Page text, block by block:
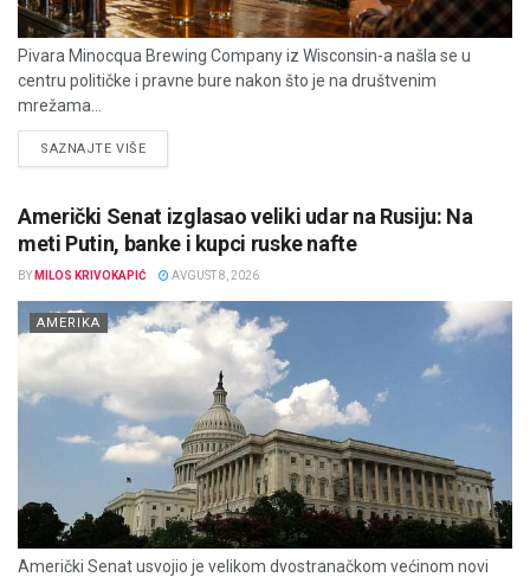
Pivara Minocqua Brewing Company iz Wisconsin-a našla se u
centru političke i pravne bure nakon što je na društvenim
mrežama...
SAZNAJTE VIŠEDETAILS
Američki Senat izglasao veliki udar na Rusiju: Na
meti Putin, banke i kupci ruske nafte
BY MILOS KRIVOKAPIĆ AVGUST 8, 2026
AMERIKA
Američki Senat usvojio je velikom dvostranačkom većinom novi